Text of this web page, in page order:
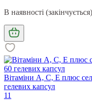
В наявності (закінчується)
Вітаміни А, С, Е плюс
гелевих капсул
11